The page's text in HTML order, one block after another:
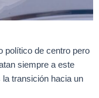
político de centro pero
siempre a este
transición hacia un